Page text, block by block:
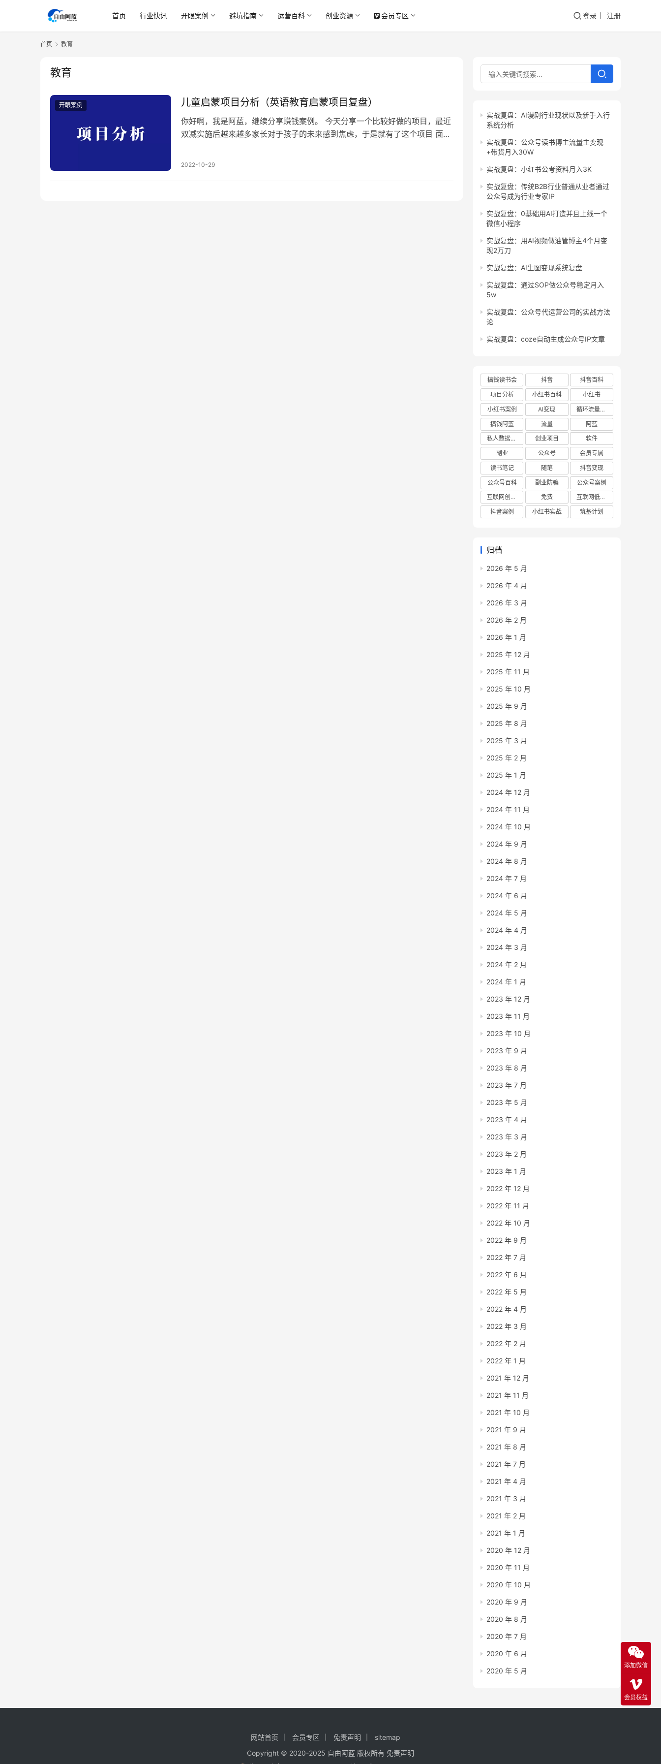
首页 行业快讯 开眼案例 避坑指南 运营百科 创业资源 会员专区 登录 注册
首页 教育
教育
开眼案例 儿童启蒙项目分析（英语教育启蒙项目复盘）
你好啊，我是阿蓝，继续分享赚钱案例。 今天分享一个比较好做的项目，最近
双减实施后越来越多家长对于孩子的未来感到焦虑，于是就有了这个项目 面对
2022-10-29
实战复盘：AI漫剧行业现状以及新手入行
系统分析
实战复盘：公众号读书博主流量主变现
+带货月入30W
实战复盘：小红书公考资料月入3K
实战复盘：传统B2B行业普通从业者通过
公众号成为行业专家IP
实战复盘：0基础用AI打造并且上线一个
微信小程序
实战复盘：用AI视频做油管博主4个月变
现2万刀
实战复盘：AI生图变现系统复盘
实战复盘：通过SOP做公众号稳定月入
5w
实战复盘：公众号代运营公司的实战方法
论
实战复盘：coze自动生成公众号IP文章
搞钱读书会 抖音
抖音百科
项目分析
小红书百科
小红书
小红书案例
AI变现
循环流量实验室
搞钱阿蓝
流量
阿蓝
私人数据库项目
创业项目
软件
副业
公众号
会员专属
读书笔记
随笔
抖音变现
公众号百科
副业防骗
公众号案例
互联网创业项目
免费
互联网低成本创业项目
抖音案例
小红书实战 筑基计划
归档
2026 年 5 月
2026 年 4 月
2026 年 3 月
2026 年 2 月
2026 年 1 月
2025 年 12 月
2025 年 11 月
2025 年 10 月
2025 年 9 月
2025 年 8 月
2025 年 3 月
2025 年 2 月
2025 年 1 月
2024 年 12 月
2024 年 11 月
2024 年 10 月
2024 年 9 月
2024 年 8 月
2024 年 7 月
2024 年 6 月
2024 年 5 月
2024 年 4 月
2024 年 3 月
2024 年 2 月
2024 年 1 月
2023 年 12 月
2023 年 11 月
2023 年 10 月
2023 年 9 月
2023 年 8 月
2023 年 7 月
2023 年 5 月
2023 年 4 月
2023 年 3 月
2023 年 2 月
2023 年 1 月
2022 年 12 月
2022 年 11 月
2022 年 10 月
2022 年 9 月
2022 年 7 月
2022 年 6 月
2022 年 5 月
2022 年 4 月
2022 年 3 月
2022 年 2 月
2022 年 1 月
2021 年 12 月
2021 年 11 月
2021 年 10 月
2021 年 9 月
2021 年 8 月
2021 年 7 月
2021 年 4 月
2021 年 3 月
2021 年 2 月
2021 年 1 月
2020 年 12 月
2020 年 11 月
2020 年 10 月
2020 年 9 月
2020 年 8 月
2020 年 7 月
2020 年 6 月
2020 年 5 月
网站首页 会员专区 免责声明
sitemap
Copyright © 2020-2025 自由阿蓝 版权所有 免责声明
添加微信
会员权益